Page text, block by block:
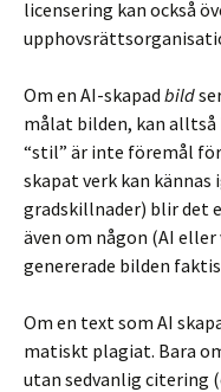
licensering kan också
Om en AI-skapad bild
målat bilden, kan alltså
“stil” är inte föremål
skapat verk kan
gradskillnader) blir det
även om någon (AI
genererade bilden
Om en text som AI
matiskt plagiat. Bara
utan sedvanlig citering